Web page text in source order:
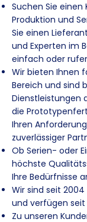
Suchen Sie
Produktion und
Sie einen
und Experten im
einfach oder
Wir bieten Ihnen
Bereich und sind
Dienstleistungen
die
Ihren
zuverlässiger
Ob Serien- oder
höchste
Ihre Bedürfnisse
Wir sind seit 2004
und verfügen seit
Zu unseren